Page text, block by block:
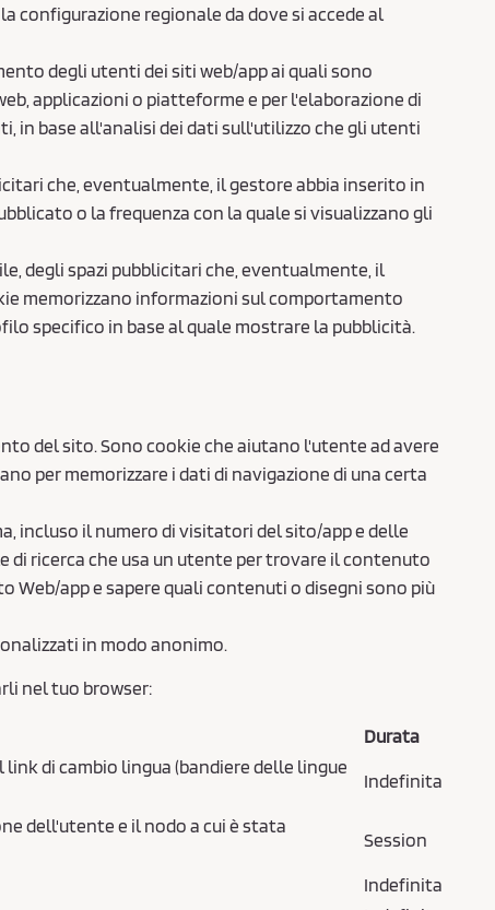
configurazione regionale da dove si accede al
degli utenti dei siti web/app ai quali sono
applicazioni o piatteforme e per l'elaborazione di
in base all'analisi dei dati sull'utilizzo che gli utenti
che, eventualmente, il gestore abbia inserito in
o la frequenza con la quale si visualizzano gli
degli spazi pubblicitari che, eventualmente, il
memorizzano informazioni sul comportamento
specifico in base al quale mostrare la pubblicità.
del sito. Sono cookie che aiutano l'utente ad avere
per memorizzare i dati di navigazione di una certa
incluso il numero di visitatori del sito/app e delle
di ricerca che usa un utente per trovare il contenuto
Web/app e sapere quali contenuti o disegni sono più
in modo anonimo.
nel tuo browser:
Durata
di cambio lingua (bandiere delle lingue
Indefinita
dell'utente e il nodo a cui è stata
Session
Indefinita